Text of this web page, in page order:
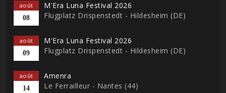
août
08
M'Era Luna Festival 2026
Flugplatz Drispenstedt - Hildesheim (DE)
août
09
M'Era Luna Festival 2026
Flugplatz Drispenstedt - Hildesheim (DE)
août
14
Amenra
Le Ferrailleur - Nantes (44)